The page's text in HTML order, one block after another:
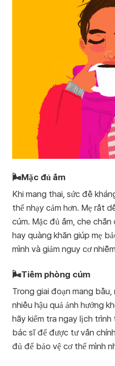
🌬️Mặc đủ ấm
Khi mang thai, sức đề
thể nhạy cảm hơn. Mẹ rất
cúm. Mặc đủ ấm, che
hay quàng khăn giúp mẹ
mình và giảm nguy cơ
🌬️Tiêm phòng cúm
Trong giai đoạn mang
nhiều hậu quả ảnh hưởng
hãy kiểm tra ngay lịch
bác sĩ để được tư vấn
đủ để bảo vệ cơ thể mình